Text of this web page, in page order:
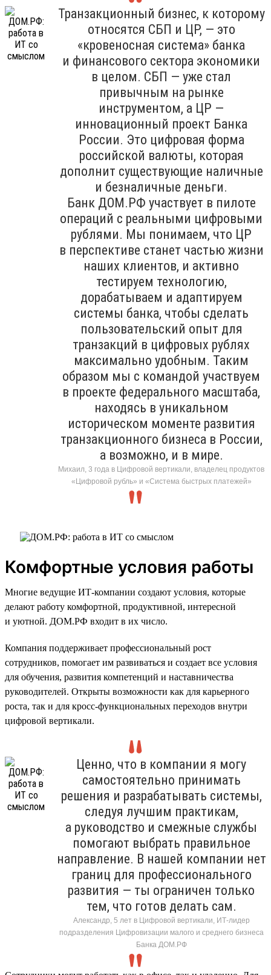
Транзакционный бизнес, к которому
относятся СБП и ЦР, — это
«кровеносная система» банка
и финансового сектора экономики
в целом. СБП — уже стал
привычным на рынке
инструментом, а ЦР —
инновационный проект Банка
России. Это цифровая форма
российской валюты, которая
дополнит существующие наличные
и безналичные деньги.
Банк ДОМ.РФ участвует в пилоте
операций с реальными цифровыми
рублями. Мы понимаем, что ЦР
в перспективе станет частью жизни
наших клиентов, и активно
тестируем технологию,
дорабатываем и адаптируем
системы банка, чтобы сделать
пользовательский опыт для
транзакций в цифровых рублях
максимально удобным. Таким
образом мы с командой участвуем
в проекте федерального масштаба,
находясь в уникальном
историческом моменте развития
транзакционного бизнеса в России,
а возможно, и в мире.
Михаил, 3 года в Цифровой вертикали, владелец продуктов
«Цифровой рубль» и «Система быстрых платежей»
Комфортные условия работы
Многие ведущие ИТ-компании создают условия, которые
делают работу комфортной, продуктивной, интересной
и уютной. ДОМ.РФ входит в их число.
Компания поддерживает профессиональный рост
сотрудников, помогает им развиваться и создает все условия
для обучения, развития компетенций и наставничества
руководителей. Открыты возможности как для карьерного
роста, так и для кросс-функциональных переходов внутри
цифровой вертикали.
Ценно, что в компании я могу
самостоятельно принимать
решения и разрабатывать системы,
следуя лучшим практикам,
а руководство и смежные службы
помогают выбрать правильное
направление. В нашей компании нет
границ для профессионального
развития — ты ограничен только
тем, что готов делать сам.
Александр, 5 лет в Цифровой вертикали, ИТ-лидер
подразделения Цифровизации малого и среднего бизнеса
Банка ДОМ.РФ